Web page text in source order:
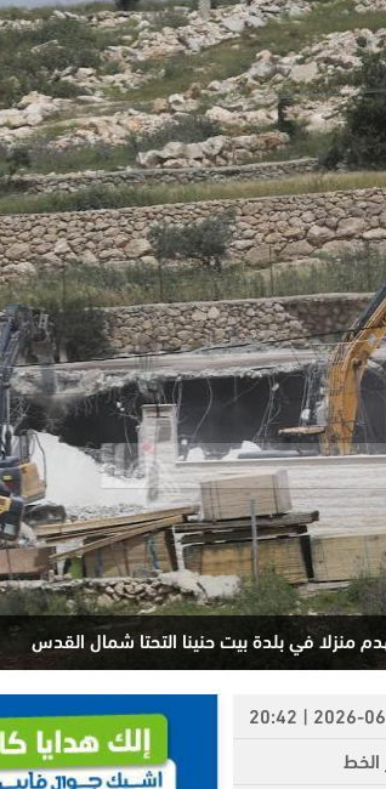
منزلا في بلدة بيت حنينا التحتا شمال القدس
2026-06-10
الخط